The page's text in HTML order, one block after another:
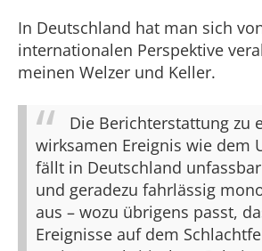
In Deutschland hat man sich
internationalen Perspektive
meinen Welzer und Keller.
Die Berichterstattung zu
wirksamen Ereignis wie dem
fällt in Deutschland
und geradezu fahrlässig
aus – wozu übrigens passt,
Ereignisse auf dem